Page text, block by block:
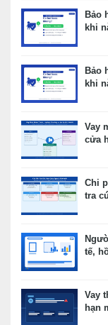
Bảo
khi
Bảo
khi
Vay
cửa
Chi
tra
tế,
Vay
hạn